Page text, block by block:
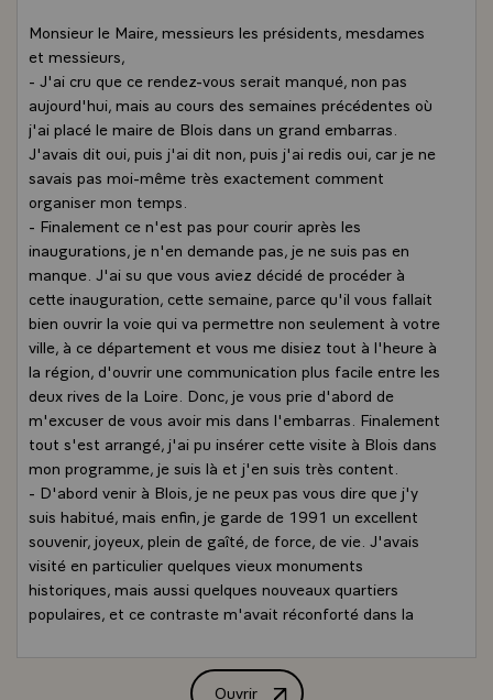
Monsieur le Maire, messieurs les présidents, mesdames
et messieurs,
- J'ai cru que ce rendez-vous serait manqué, non pas
aujourd'hui, mais au cours des semaines précédentes où
j'ai placé le maire de Blois dans un grand embarras.
J'avais dit oui, puis j'ai dit non, puis j'ai redis oui, car je ne
savais pas moi-même très exactement comment
organiser mon temps.
- Finalement ce n'est pas pour courir après les
inaugurations, je n'en demande pas, je ne suis pas en
manque. J'ai su que vous aviez décidé de procéder à
cette inauguration, cette semaine, parce qu'il vous fallait
bien ouvrir la voie qui va permettre non seulement à votre
ville, à ce département et vous me disiez tout à l'heure à
la région, d'ouvrir une communication plus facile entre les
deux rives de la Loire. Donc, je vous prie d'abord de
m'excuser de vous avoir mis dans l'embarras. Finalement
tout s'est arrangé, j'ai pu insérer cette visite à Blois dans
mon programme, je suis là et j'en suis très content.
- D'abord venir à Blois, je ne peux pas vous dire que j'y
suis habitué, mais enfin, je garde de 1991 un excellent
souvenir, joyeux, plein de gaîté, de force, de vie. J'avais
visité en particulier quelques vieux monuments
historiques, mais aussi quelques nouveaux quartiers
populaires, et ce contraste m'avait réconforté dans la
eu l'occasion de le dire à cette occasion, donc je ne
Ouvrir